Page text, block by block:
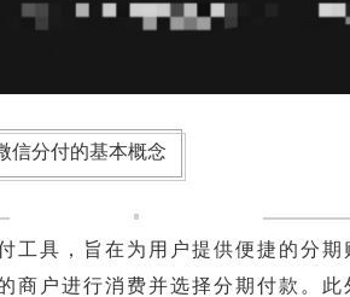
信分付的基本概念
工具，旨在为用户提供便捷的分
商户进行消费并选择分期付款。